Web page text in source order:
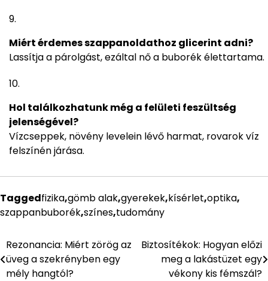
Miért érdemes szappanoldathoz glicerint adni?
Lassítja a párolgást, ezáltal nő a buborék élettartama.
Hol találkozhatunk még a felületi feszültség
jelenségével?
Vízcseppek, növény levelein lévő harmat, rovarok víz
felszínén járása.
Taggedfizika,gömb alak,gyerekek,kísérlet,optika,
szappanbuborék,színes,tudomány
Bejegyzés
navigáció
Rezonancia: Miért zörög az
üveg a szekrényben egy
mély hangtól?
Biztosítékok: Hogyan előzi
meg a lakástüzet egy
vékony kis fémszál?